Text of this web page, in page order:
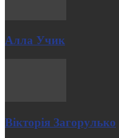
Алла Учик
Вікторія Загорулько